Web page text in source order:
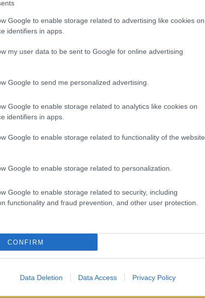
Google to enable storage related to advertising like cookies on
identifiers in apps.
my user data to be sent to Google for online advertising
Google to send me personalized advertising.
Google to enable storage related to analytics like cookies on
identifiers in apps.
Google to enable storage related to functionality of the website
Google to enable storage related to personalization.
Google to enable storage related to security, including
functionality and fraud prevention, and other user protection.
CONFIRM
Data Deletion Data Access Privacy Policy
mértékben túl van a sérülésén, hiszen
ahogyan a Thai Nagydíj során sem volt
lehetett elégedett, ahogyan Goiâniában
rendben.
együttműködése?